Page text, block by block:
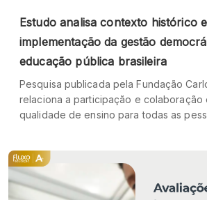
Estudo analisa contexto histórico e
implementação da gestão
educação pública brasileira
Pesquisa publicada pela Fundação
relaciona a participação e colaboração
qualidade de ensino para todas as